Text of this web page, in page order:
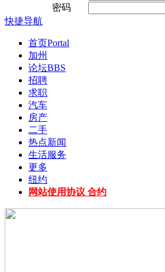
密码
快捷导航
首页Portal
加州
论坛BBS
招聘
求职
汽车
房产
二手
热点新闻
生活服务
更多
纽约
网站使用协议 合约